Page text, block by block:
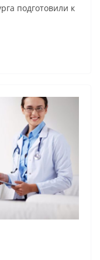
подготовили к